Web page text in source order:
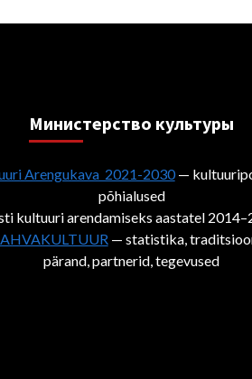
Министерствo культуры
Arengukava 2021-2030—
põhialused
kultuuri arendamiseks aastatel
— statistika,
pärand, partnerid, tegevused